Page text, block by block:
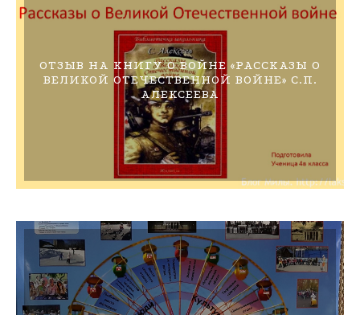
ОТЗЫВ НА КНИГУ О ВОЙНЕ «РАССКАЗЫ О
ВЕЛИКОЙ ОТЕЧЕСТВЕННОЙ ВОЙНЕ» С.П.
АЛЕКСЕЕВА